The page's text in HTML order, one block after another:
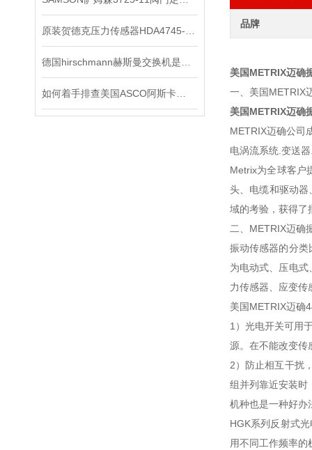
品牌
美国METRIX迈确
一、美国METRIX
美国METRIX迈确
METRIX迈确公司
电涡流系统.变送
Metrix为全球客户
头、电缆和驱动
域的考验，获得了
二、METRIX迈确
振动传感器的分类
为电动式、压电
力传感器、应变传
美国METRIX迈确
1）光电开关可用
源。在不能改变传
2）防止相互干扰
组并列靠近安装时
机种也是一种好办
HGK系列反射式
用不同工作频率的